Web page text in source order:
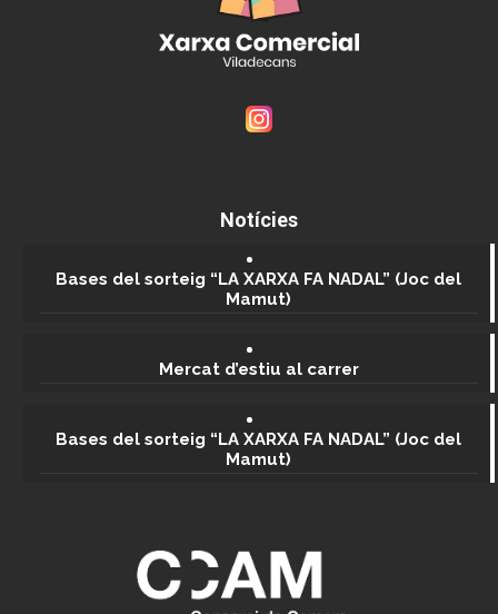
Notícies
Bases del sorteig “LA XARXA FA NADAL” (Joc del
Mamut)
Mercat d’estiu al carrer
Bases del sorteig “LA XARXA FA NADAL” (Joc del
Mamut)